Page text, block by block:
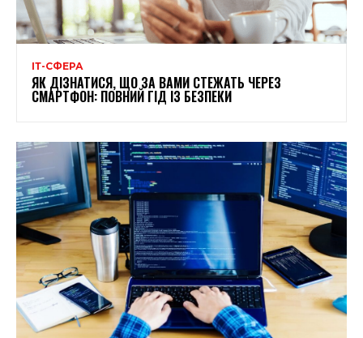
ІТ-СФЕРА
ЯК ДІЗНАТИСЯ, ЩО ЗА ВАМИ СТЕЖАТЬ ЧЕРЕЗ
СМАРТФОН: ПОВНИЙ ГІД ІЗ БЕЗПЕКИ